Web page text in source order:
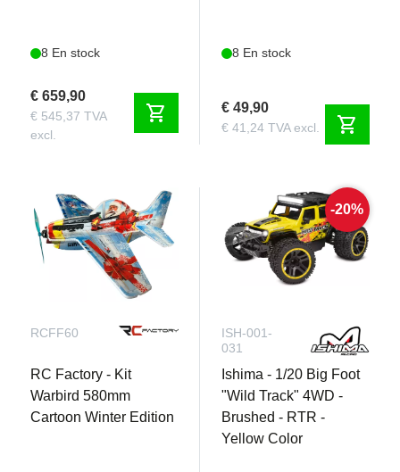
8 En stock
€ 659,90
€ 545,37 TVA
excl.
shopping_cart
8 En stock
€ 49,90
€ 41,24 TVA excl. shopping_cart
RCFF60
RC Factory - Kit
Warbird 580mm
Cartoon Winter Edition
-20%
ISH-001-
031
Ishima - 1/20 Big Foot
"Wild Track" 4WD -
Brushed - RTR -
Yellow Color